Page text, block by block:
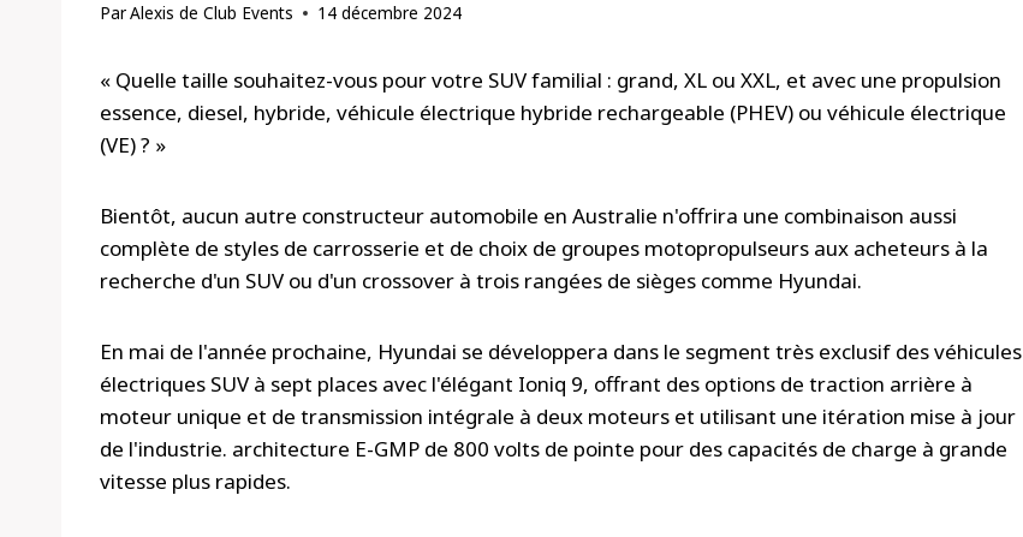
ParAlexis de Club Events 14 décembre 2024
« Quelle taille souhaitez-vous pour votre SUV familial : grand, XL ou XXL, et avec une propulsion
essence, diesel, hybride, véhicule électrique hybride rechargeable (PHEV) ou véhicule électrique
(VE) ? »
Bientôt, aucun autre constructeur automobile en Australie n'offrira une combinaison aussi
complète de styles de carrosserie et de choix de groupes motopropulseurs aux acheteurs à la
recherche d'un SUV ou d'un crossover à trois rangées de sièges comme Hyundai.
En mai de l'année prochaine, Hyundai se développera dans le segment très exclusif des véhicules
électriques SUV à sept places avec l'élégant Ioniq 9, offrant des options de traction arrière à
moteur unique et de transmission intégrale à deux moteurs et utilisant une itération mise à jour
de l'industrie. architecture E-GMP de 800 volts de pointe pour des capacités de charge à grande
vitesse plus rapides.